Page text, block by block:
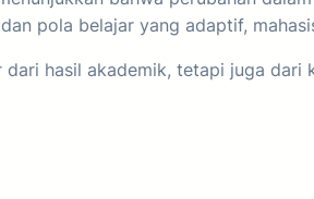
pola belajar yang adaptif,
hasil akademik, tetapi juga